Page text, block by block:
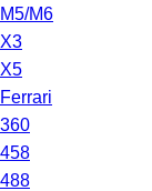
M5/M6
X3
X5
Ferrari
360
458
488